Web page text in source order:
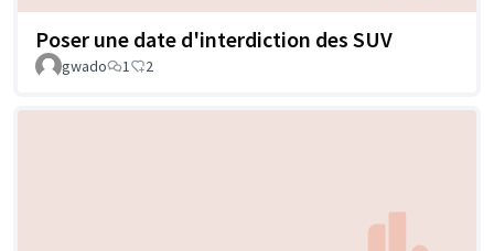
Poser une date d'interdiction des SUV
gwado 1 2